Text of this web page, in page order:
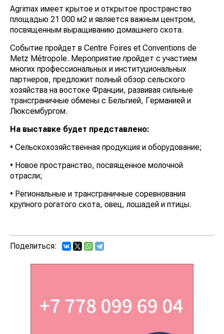
Agrimax имеет крытое и открытое пространство
площадью 21 000 м2 и является важным центром,
посвященным выращиванию домашнего скота.
Событие пройдет в Centre Foires et Conventions de
Metz Métropole. Мероприятие пройдет с участием
многих профессиональных и институциональных
партнеров, предложит полный обзор сельского
хозяйства на востоке Франции, развивая сильные
трансграничные обмены с Бельгией, Германией и
Люксембургом.
На выставке будет представлено:
• Сельскохозяйственная продукция и оборудование;
• Новое пространство, посвященное молочной
отрасли;
• Региональные и трансграничные соревнования
крупного рогатого скота, овец, лошадей и птицы.
Поделиться: